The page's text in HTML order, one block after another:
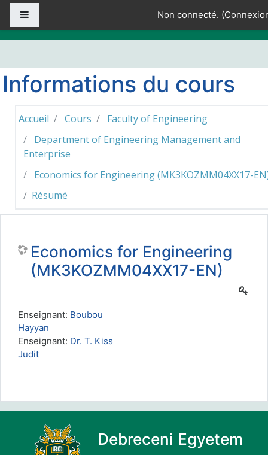
Passer au contenu principal
Non connecté. (
Informations du cours
Accueil Cours
Faculty of Engineering
Department of Engineering Management and
Enterprise
Economics for Engineering (MK3KOZMM04XX17-
Résumé
Economics for Engineering
(MK3KOZMM04XX17-EN)
Enseignant: Boubou
Hayyan
Enseignant: Dr. T. Kiss
Judit
Debreceni Egyetem